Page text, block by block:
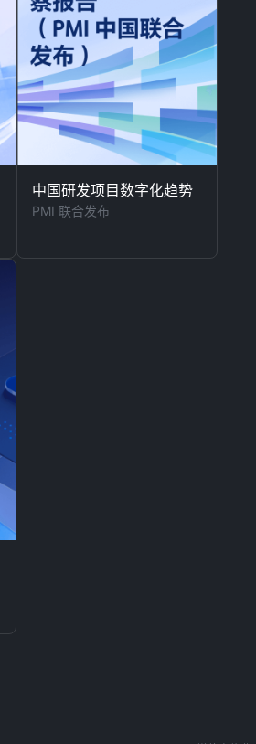
中国研发项目数字化趋势
PMI 联合发布